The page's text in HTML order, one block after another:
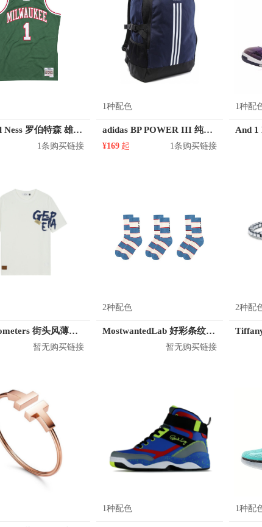
Mitchell Ness 罗伯特森 雄鹿队 1号球衣
1条购买链接
1种配色
adidas BP POWER III 纯色尼龙双肩包 AY5103
¥169 起 1条购买链接
1种配
And 1
KM/kilometers 街头风薄款印花短袖T恤 男女同款 M2X2108248
暂无购买链接
2种配色
MostwantedLab 好彩条纹袜子套装 MWL
暂无购买链接
2种配
1种配色 1种配